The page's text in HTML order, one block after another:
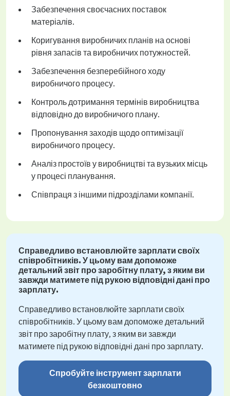
Забезпечення своєчасних поставок
матеріалів.
Коригування виробничих планів на основі
рівня запасів та виробничих потужностей.
Забезпечення безперебійного ходу
виробничого процесу.
Контроль дотримання термінів виробництва
відповідно до виробничого плану.
Пропонування заходів щодо оптимізації
виробничого процесу.
Аналіз простоїв у виробництві та вузьких місць
у процесі планування.
Співпраця з іншими підрозділами компанії.
Справедливо встановлюйте зарплати своїх
співробітників. У цьому вам допоможе
детальний звіт про заробітну плату, з яким ви
завжди матимете під рукою відповідні дані про
зарплату.
Справедливо встановлюйте зарплати своїх
співробітників. У цьому вам допоможе детальний
звіт про заробітну плату, з яким ви завжди
матимете під рукою відповідні дані про зарплату.
Спробуйте інструмент зарплати
безкоштовно